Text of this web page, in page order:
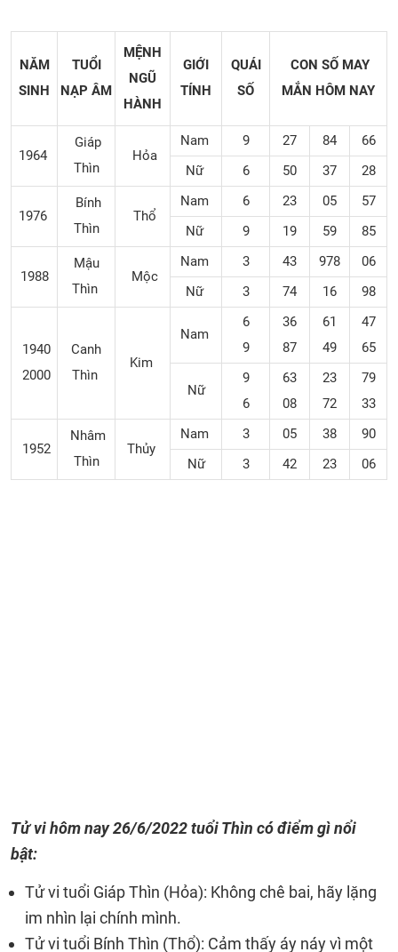
NĂM
SINH
TUỔI
NẠP ÂM
MỆNH
NGŨ
HÀNH
GIỚI
TÍNH
QUÁI
SỐ
CON SỐ MAY
MẮN HÔM NAY
1964
Giáp
Thìn
Hỏa
Nam 9 27 84
66
Nữ
6 50 37 28
1976
Bính
Thìn
Thổ
Nam 6 23 05
57
Nữ
9 19 59 85
1988
Mậu
Thìn
Mộc
Nam 3 43 978
06
Nữ
3 74 16 98
1940
2000
Canh
Thìn
Kim
Nam
6
9
36
87
61
49
47
65
Nữ
9
6
63
08
23
72
79
33
1952
Nhâm
Thìn
Thủy
Nam 3 05 38
90
Nữ
3 42 23 06
Tử vi hôm nay 26/6/2022 tuổi Thìn có điểm gì nổi
bật:
Tử vi tuổi Giáp Thìn (Hỏa): Không chê bai, hãy lặng
im nhìn lại chính mình.
Tử vi tuổi Bính Thìn (Thổ): Cảm thấy áy náy vì một